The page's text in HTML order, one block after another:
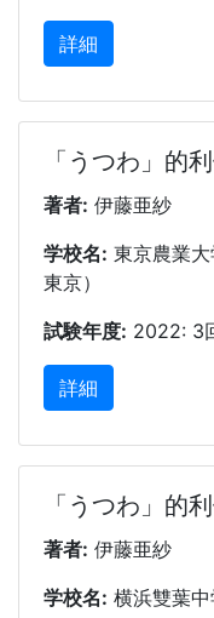
詳細
「うつわ」的
著者: 伊藤亜紗
学校名: 東京農業
東京）
試験年度: 2022: 3
詳細
「うつわ」的
著者: 伊藤亜紗
学校名: 横浜雙葉中